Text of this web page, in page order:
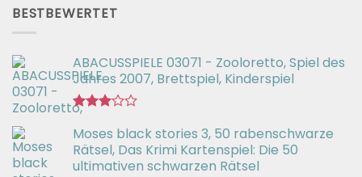
von 5
BESTBEWERTET
ABACUSSPIELE 03071 - Zooloretto, Spiel des
Jahres 2007, Brettspiel, Kinderspiel
mit
3.02
von 5
Moses black stories 3, 50 rabenschwarze
Rätsel, Das Krimi Kartenspiel: Die 50
ultimativen schwarzen Rätsel